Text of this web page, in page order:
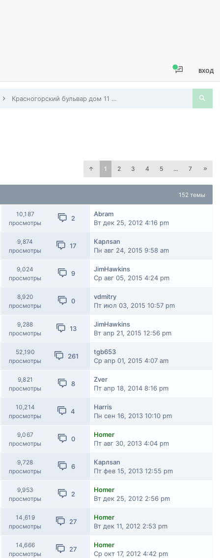
ВХОД
Красногорский бульвар дом 11 + Павшинский бульвар дом 18
1 2 3 4 5 … 7
152 темы
10,187
просмотры
2
Abram
Вт дек 25, 2012 4:16 pm
9,874
просмотры
17
Карлsan
Пн авг 24, 2015 9:58 am
9,024
просмотры
9
JimHawkins
Ср авг 05, 2015 4:24 pm
8,920
просмотры
0
vdmitry
Пт июл 03, 2015 10:57 pm
9,288
просмотры
13
JimHawkins
Вт апр 21, 2015 12:56 pm
52,190
просмотры
261
tgb653
Ср апр 01, 2015 4:07 am
9,821
просмотры
8
Zver
Пт апр 18, 2014 8:16 pm
10,214
просмотры
4
Harris
Пн сен 16, 2013 10:10 pm
9,067
просмотры
0
Homer
Пт авг 30, 2013 4:04 pm
9,728
просмотры
6
Карлsan
Пт фев 15, 2013 12:55 pm
9,953
просмотры
2
Homer
Вт дек 25, 2012 2:56 pm
14,619
просмотры
27
Homer
Вт дек 11, 2012 2:53 pm
14,666
просмотры
27
Homer
Ср окт 17, 2012 4:42 pm